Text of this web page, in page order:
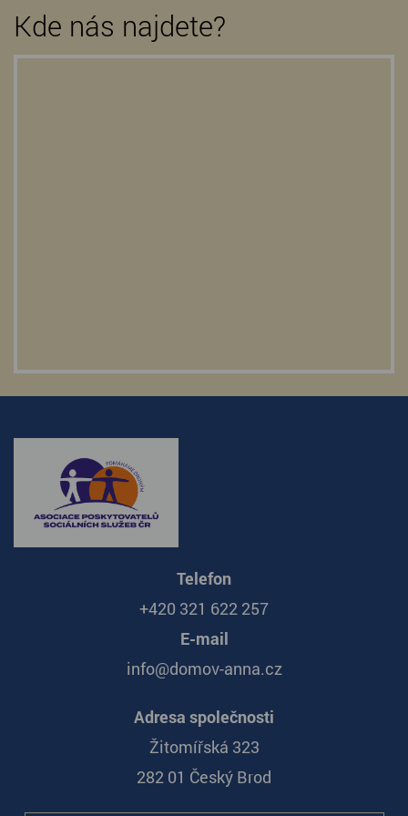
Kde nás najdete?
Telefon
+420 321 622 257
E-mail
info@domov-anna.cz
Adresa společnosti
Žitomířská 323
282 01 Český Brod